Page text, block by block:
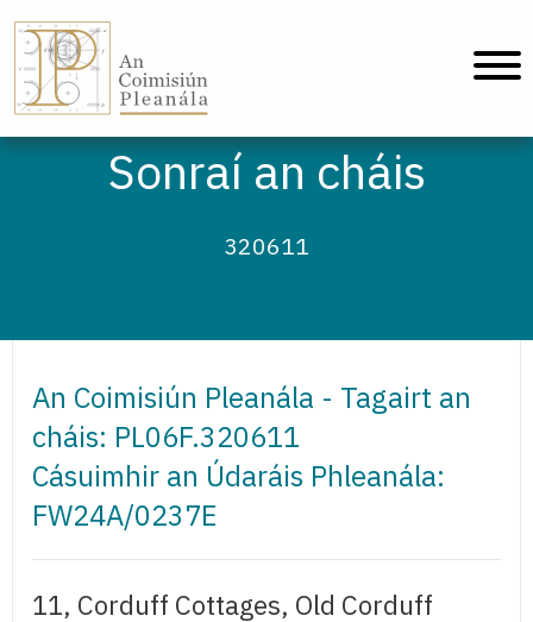
Sonraí an cháis
320611
An Coimisiún Pleanála - Tagairt an
cháis: PL06F.320611
Cásuimhir an Údaráis Phleanála:
FW24A/0237E
11, Corduff Cottages, Old Corduff